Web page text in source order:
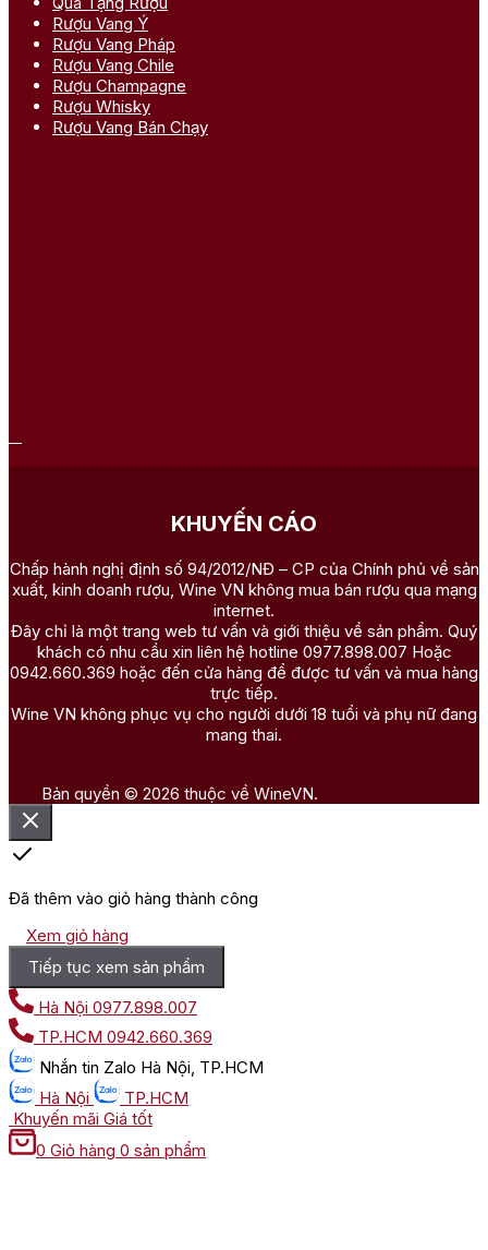
Rượu Vang Ý
Rượu Vang Pháp
Rượu Vang Chile
Rượu Champagne
Rượu Whisky
Rượu Vang Bán Chạy
KHUYẾN CÁO
Chấp hành nghị định số 94/2012/NĐ – CP của Chính phủ về sản
xuất, kinh doanh rượu, Wine VN không mua bán rượu qua mạng
internet.
Đây chỉ là một trang web tư vấn và giới thiệu về sản phẩm. Quý
khách có nhu cầu xin liên hệ hotline 0977.898.007 Hoặc
0942.660.369 hoặc đến cửa hàng để được tư vấn và mua hàng
trực tiếp.
Wine VN không phục vụ cho người dưới 18 tuổi và phụ nữ đang
mang thai.
Bản quyền © 2026 thuộc về WineVN.
Đã thêm vào giỏ hàng thành công
Xem giỏ hàng
Tiếp tục xem sản phẩm
Hà Nội 0977.898.007
TP.HCM 0942.660.369
Nhắn tin Zalo Hà Nội, TP.HCM
Hà Nội
TP.HCM
Khuyến mãi Giá tốt
0 Giỏ hàng 0 sản phẩm